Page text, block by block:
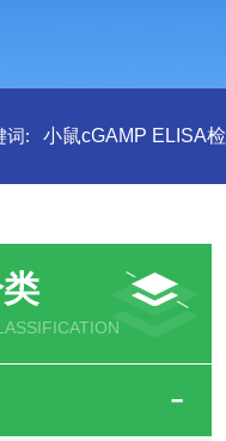
词: 小鼠cGAMP ELISA